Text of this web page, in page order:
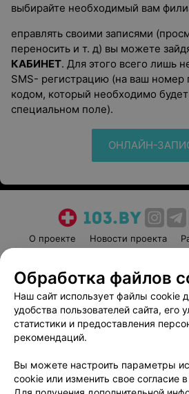
выбирайте необходимый вам
eправлять своими записями
переносить и т. д) вы можете
КАБИНЕТ. Для этого всего лишь
SMS- регистрацию (на ваш
кодом, который необходимо будет
специальном поле).
ОНЛАЙН-
О проекте Новости проекта
Пользовательское соглашение
Вакансии
Написать
Обработка
Обработка файлов
Наш сайт использует файлы cookie
удобства пользователей сайта, его
статистики и предоставления
рекомендаций.
Вы можете настроить параметры
cookie или изменить свое согласие